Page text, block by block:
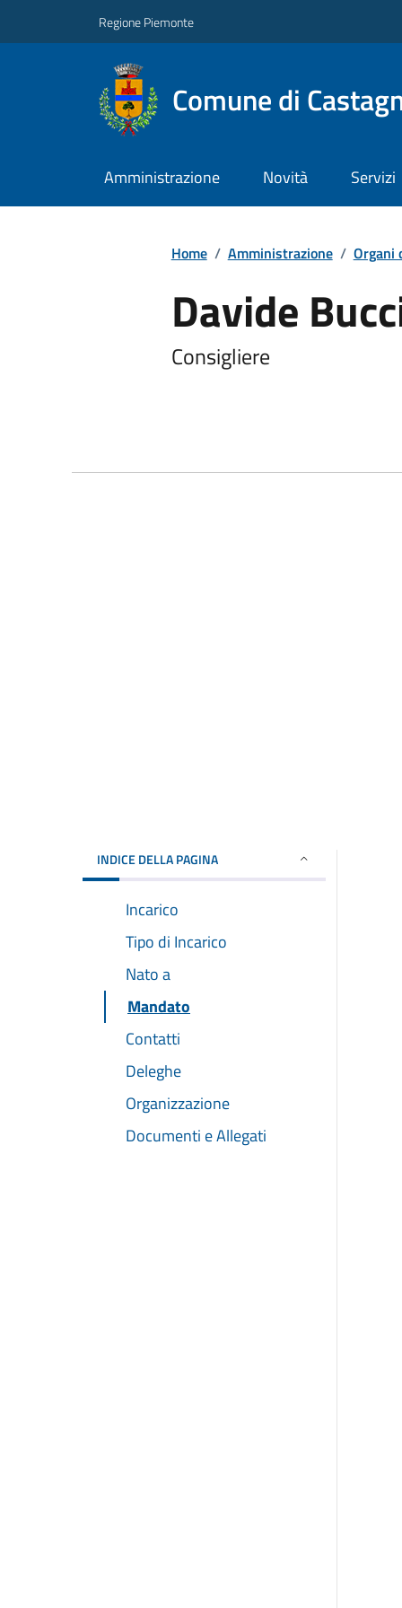
Regione Piemonte
Comune di
Amministrazione Novità Servizi
Home / Amministrazione / Organi
Davide
Consigliere
INDICE DELLA PAGINA
Incarico
Tipo di Incarico
Nato a
Mandato
Contatti
Deleghe
Organizzazione
Documenti e Allegati